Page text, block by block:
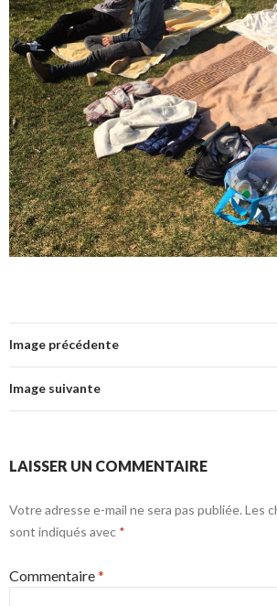
Image précédente
Image suivante
LAISSER UN COMMENTAIRE
Votre adresse e-mail ne sera pas publiée. Les
sont indiqués avec *
Commentaire*